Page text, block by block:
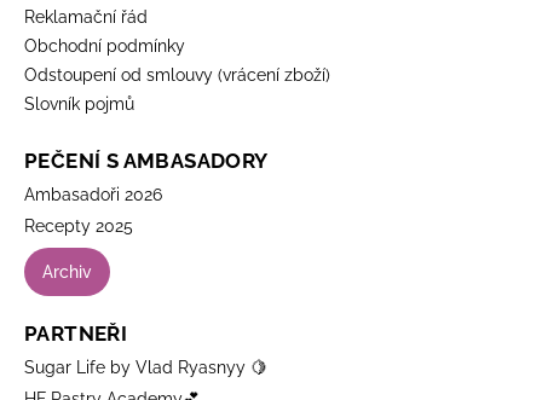
Reklamační řád
Obchodní podmínky
Odstoupení od smlouvy (vrácení zboží)
Slovník pojmů
PEČENÍ S AMBASADORY
Ambasadoři 2026
Recepty 2025
Archiv
PARTNEŘI
Sugar Life by Vlad Ryasnyy 🍋